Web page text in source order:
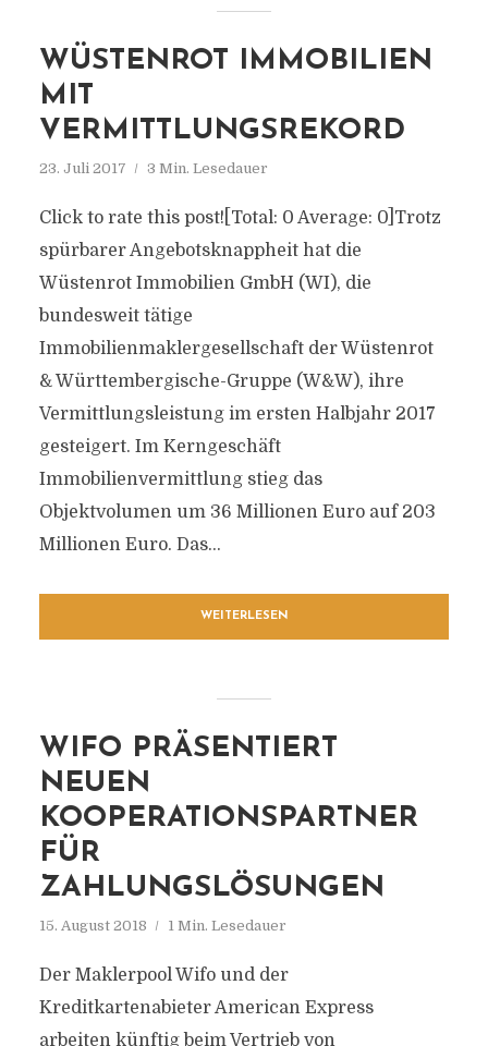
WÜSTENROT IMMOBILIEN
MIT
VERMITTLUNGSREKORD
23. Juli 2017 3 Min. Lesedauer
Click to rate this post![Total: 0 Average: 0]Trotz
spürbarer Angebotsknappheit hat die
Wüstenrot Immobilien GmbH (WI), die
bundesweit tätige
Immobilienmaklergesellschaft der Wüstenrot
& Württembergische-Gruppe (W&W), ihre
Vermittlungsleistung im ersten Halbjahr 2017
gesteigert. Im Kerngeschäft
Immobilienvermittlung stieg das
Objektvolumen um 36 Millionen Euro auf 203
Millionen Euro. Das...
WEITERLESEN
WIFO PRÄSENTIERT
NEUEN
KOOPERATIONSPARTNER
FÜR
ZAHLUNGSLÖSUNGEN
15. August 2018 1 Min. Lesedauer
Der Maklerpool Wifo und der
Kreditkartenabieter American Express
arbeiten künftig beim Vertrieb von